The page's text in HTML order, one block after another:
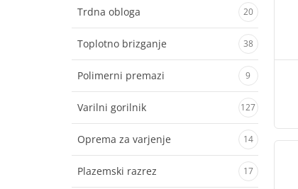
Trdna obloga 20
Toplotno brizganje 38
Polimerni premazi 9
Varilni gorilnik 127
Oprema za varjenje 14
Plazemski razrez 17